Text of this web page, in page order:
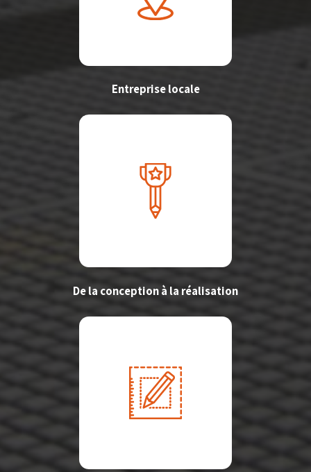
Entreprise locale
De la conception à la réalisation